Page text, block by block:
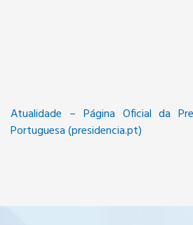
Atualidade – Página Oficial da
Portuguesa (presidencia.pt)